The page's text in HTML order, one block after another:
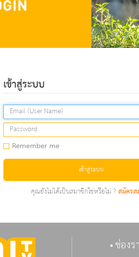
เข้าสู่ระบบ
Remember me
เข้าสู่ระบบ
คุณยังไม่ได้เป็นสมาชิกใช่หรือไม่ ?สมัคร
ช่องร